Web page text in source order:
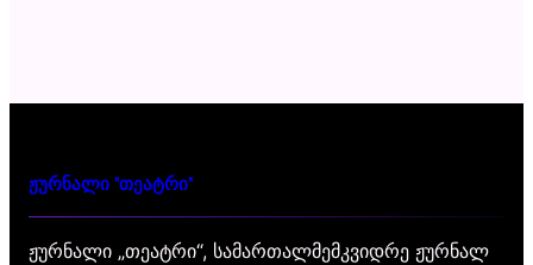
ჟურნალი "თეატრი"
ჟურნალი „თეატრი“, სამართალმემკვიდრე ჟურნალ